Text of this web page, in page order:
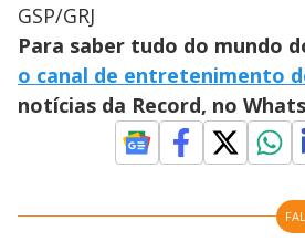
GSP/GRJ
Para saber tudo do mundo
o canal de entretenimento
notícias da Record, no